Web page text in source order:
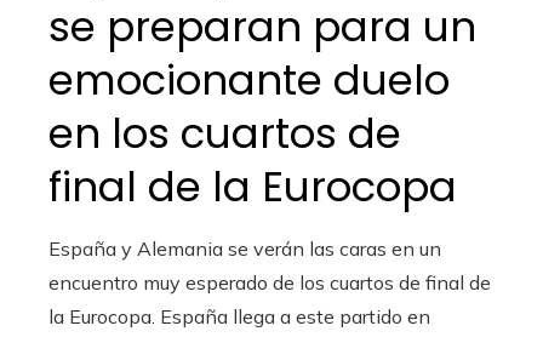
se preparan para un
emocionante duelo
en los cuartos de
final de la Eurocopa
España y Alemania se verán las caras en un
encuentro muy esperado de los cuartos de final de
la Eurocopa. España llega a este partido en